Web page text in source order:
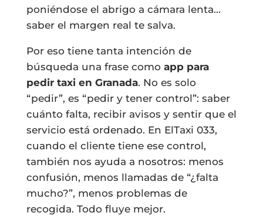
poniéndose el abrigo a cámara lenta…
saber el margen real te salva.
Por eso tiene tanta intención de
búsqueda una frase como app para
pedir taxi en Granada. No es solo
“pedir”, es “pedir y tener control”: saber
cuánto falta, recibir avisos y sentir que el
servicio está ordenado. En ElTaxi 033,
cuando el cliente tiene ese control,
también nos ayuda a nosotros: menos
confusión, menos llamadas de “¿falta
mucho?”, menos problemas de
recogida. Todo fluye mejor.